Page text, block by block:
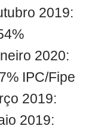
2019:
2020:
IPC/Fipe
2019:
2019: